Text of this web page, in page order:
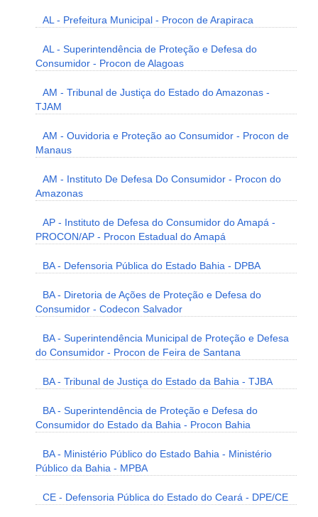
AL - Prefeitura Municipal - Procon de Arapiraca
AL - Superintendência de Proteção e Defesa do
Consumidor - Procon de Alagoas
AM - Tribunal de Justiça do Estado do Amazonas -
TJAM
AM - Ouvidoria e Proteção ao Consumidor - Procon de
Manaus
AM - Instituto De Defesa Do Consumidor - Procon do
Amazonas
AP - Instituto de Defesa do Consumidor do Amapá -
PROCON/AP - Procon Estadual do Amapá
BA - Defensoria Pública do Estado Bahia - DPBA
BA - Diretoria de Ações de Proteção e Defesa do
Consumidor - Codecon Salvador
BA - Superintendência Municipal de Proteção e Defesa
do Consumidor - Procon de Feira de Santana
BA - Tribunal de Justiça do Estado da Bahia - TJBA
BA - Superintendência de Proteção e Defesa do
Consumidor do Estado da Bahia - Procon Bahia
BA - Ministério Público do Estado Bahia - Ministério
Público da Bahia - MPBA
CE - Defensoria Pública do Estado do Ceará - DPE/CE